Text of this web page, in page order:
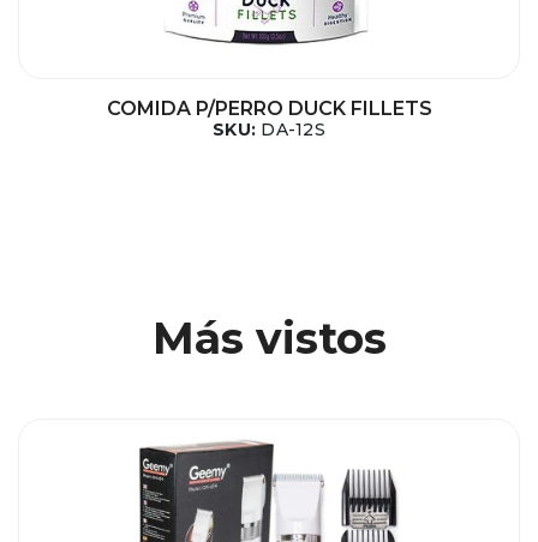
COMIDA P/PERRO DUCK FILLETS
SKU: DA-12S
Más vistos